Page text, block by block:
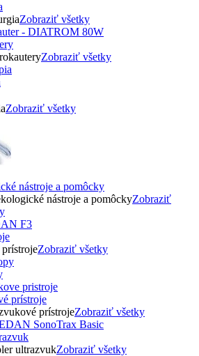
Zobraziť všetky
Zobraziť všetky
Zobraziť všetky
nástroje a pomôcky
nástroje a pomôckyZobraziť
Zobraziť všetky
prístroje
prístrojeZobraziť všetky
ultrazvukZobraziť všetky